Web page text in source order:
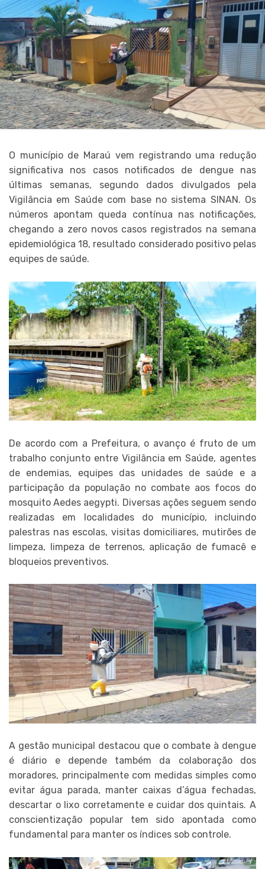
O município de Maraú vem registrando uma redução
significativa nos casos notificados de dengue nas
últimas semanas, segundo dados divulgados pela
Vigilância em Saúde com base no sistema SINAN. Os
números apontam queda contínua nas notificações,
chegando a zero novos casos registrados na semana
epidemiológica 18, resultado considerado positivo pelas
equipes de saúde.
De acordo com a Prefeitura, o avanço é fruto de um
trabalho conjunto entre Vigilância em Saúde, agentes
de endemias, equipes das unidades de saúde e a
participação da população no combate aos focos do
mosquito Aedes aegypti. Diversas ações seguem sendo
realizadas em localidades do município, incluindo
palestras nas escolas, visitas domiciliares, mutirões de
limpeza, limpeza de terrenos, aplicação de fumacê e
bloqueios preventivos.
A gestão municipal destacou que o combate à dengue
é diário e depende também da colaboração dos
moradores, principalmente com medidas simples como
evitar água parada, manter caixas d’água fechadas,
descartar o lixo corretamente e cuidar dos quintais. A
conscientização popular tem sido apontada como
fundamental para manter os índices sob controle.